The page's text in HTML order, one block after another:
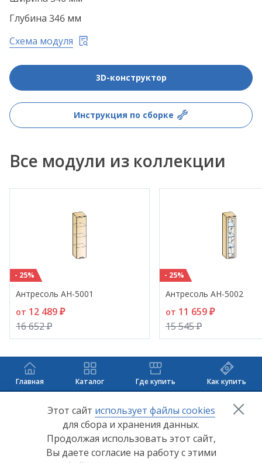
Глубина 346 мм
Схема модуля
3D-конструктор
Инструкция по сборке
Все модули из коллекции
- 25%
Антресоль АН-5001
от 12 489 ₽
16 652 ₽
- 25%
Антресоль АН-5002
от 11 659 ₽
15 545 ₽
Главная Каталог Где купить Как купить
+7 (8412) 65-33-00
info@lerom.ru
Этот сайт использует файлы cookies
для сбора и хранения данных.
Продолжая использовать этот сайт,
Вы даете согласие на работу с этими